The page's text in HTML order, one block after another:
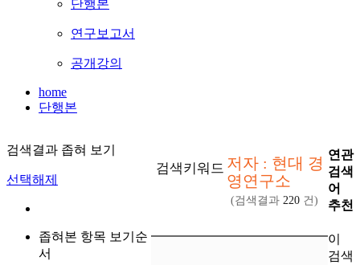
단행본
연구보고서
공개강의
home
단행본
검색결과 좁혀 보기
선택해제
좁혀본 항목 보기순
서
검색키워드 저자 : 현대 경
영연구소
(검색결과 220 건)
연관
검색
어
추천
이
검색